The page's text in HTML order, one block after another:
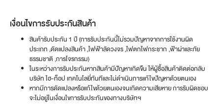
เงื่อนไขการรับประกันสินค้า
สินค้ารับประกัน 1 ปี (การรับประกันนี้ไม่รวมปัญหาจากการใช้งานผิด
ประเภท ,ดัดแปลงสินค้า ,ไฟฟ้าลัดวงจร ,ไฟตกไฟกระชาก ,ฟ้าผ่าและภัย
ธรรมชาติ ,การโจรกรรม)
ในระหว่างการรับประกันหากสินค้ามีปัญหาเกิดข้ึน ให้ผู้ซื้อสินค้าติดต่อกลับ
บริษัท ไฮ-ท็อป เทคโนโลยี่ทันทีและไม่ดำเนินการแก้ไขปัญหาด้วยตนเอง
หากมีการดัดแปลงหรือแก้ไขด้วยตนเองจนเกิดความเสียหาย การรับผิดชอบ
จะไม่อยู่ในเงื่อนไขการรับประกันของทางบริษัทฯ